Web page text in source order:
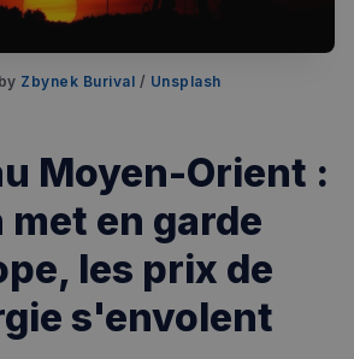
Français à Londres - Magazine
Zbynek Burival / Unsplash
Moyen-Orient :
met en garde
les prix de
s'envolent